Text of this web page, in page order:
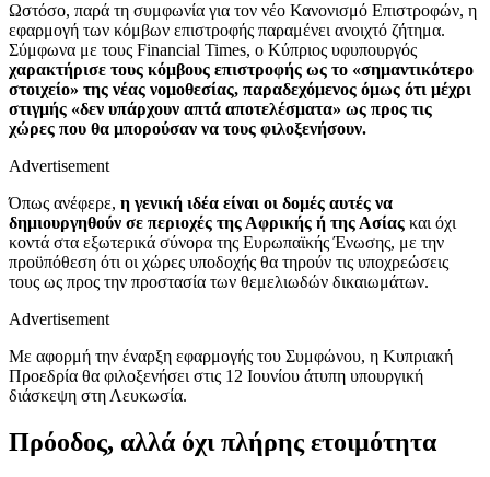
Ωστόσο, παρά τη συμφωνία για τον νέο Κανονισμό Επιστροφών, η
εφαρμογή των κόμβων επιστροφής παραμένει ανοιχτό ζήτημα.
Σύμφωνα με τους Financial Times, ο Κύπριος υφυπουργός
χαρακτήρισε τους κόμβους επιστροφής ως το «σημαντικότερο
στοιχείο» της νέας νομοθεσίας, παραδεχόμενος όμως ότι μέχρι
στιγμής «δεν υπάρχουν απτά αποτελέσματα» ως προς τις
χώρες που θα μπορούσαν να τους φιλοξενήσουν.
Advertisement
Όπως ανέφερε, η γενική ιδέα είναι οι δομές αυτές να
δημιουργηθούν σε περιοχές της Αφρικής ή της Ασίας και όχι
κοντά στα εξωτερικά σύνορα της Ευρωπαϊκής Ένωσης, με την
προϋπόθεση ότι οι χώρες υποδοχής θα τηρούν τις υποχρεώσεις
τους ως προς την προστασία των θεμελιωδών δικαιωμάτων.
Advertisement
Με αφορμή την έναρξη εφαρμογής του Συμφώνου, η Κυπριακή
Προεδρία θα φιλοξενήσει στις 12 Ιουνίου άτυπη υπουργική
διάσκεψη στη Λευκωσία.
Πρόοδος, αλλά όχι πλήρης ετοιμότητα